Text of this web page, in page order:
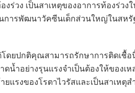
ร่วง เป็นสาเหตุของอาการท้องร่วง
การพัฒนาวัคซีนเด็กส่วนใหญ่ในสหรั
ดยปกติคุณสามารถรักษาการติดเชื้
น้ำอย่างรุนแรงจำเป็นต้องให้ของเ
แรงของโรตาไวรัสและเป็นสาเหตุ